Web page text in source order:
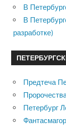
В
В
разработке)
Предтеча
Петербург